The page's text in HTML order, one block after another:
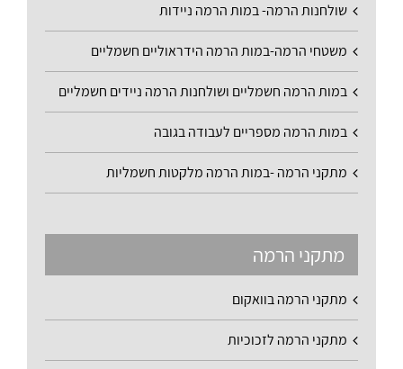
שולחנות הרמה- במות הרמה ניידות
משטחי הרמה-במות הרמה הידראוליים חשמליים
במות הרמה חשמליים ושולחנות הרמה ניידים חשמליים
במות הרמה מספריים לעבודה בגובה
מתקני הרמה -במות הרמה מלקטות חשמליות
מתקני הרמה
מתקני הרמה בוואקום
מתקני הרמה לזכוכיות